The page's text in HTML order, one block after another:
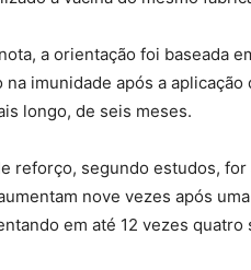
a orientação foi baseada
imunidade após a
longo, de seis meses.
reforço, segundo estudos,
nove vezes após
em até 12 vezes